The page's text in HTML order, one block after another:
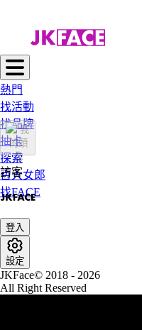
熱門
找活動
找品牌
抽卡
探索
百大女郎
找FACE
訪客
登入
設定
JKFace© 2018 - 2026
All Right Reserved